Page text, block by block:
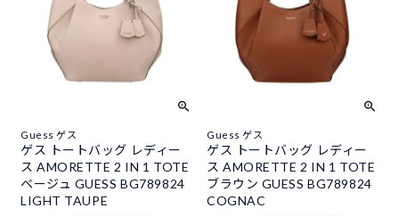
Guess ゲス
ゲス トートバッグ レディー
ス AMORETTE 2 IN 1 TOTE
ベージュ GUESS BG789824
LIGHT TAUPE
Guess ゲス
ゲス トートバッグ レディー
ス AMORETTE 2 IN 1 TOTE
ブラウン GUESS BG789824
COGNAC